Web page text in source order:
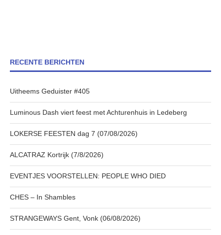
RECENTE BERICHTEN
Uitheems Geduister #405
Luminous Dash viert feest met Achturenhuis in Ledeberg
LOKERSE FEESTEN dag 7 (07/08/2026)
ALCATRAZ Kortrijk (7/8/2026)
EVENTJES VOORSTELLEN: PEOPLE WHO DIED
CHES – In Shambles
STRANGEWAYS Gent, Vonk (06/08/2026)